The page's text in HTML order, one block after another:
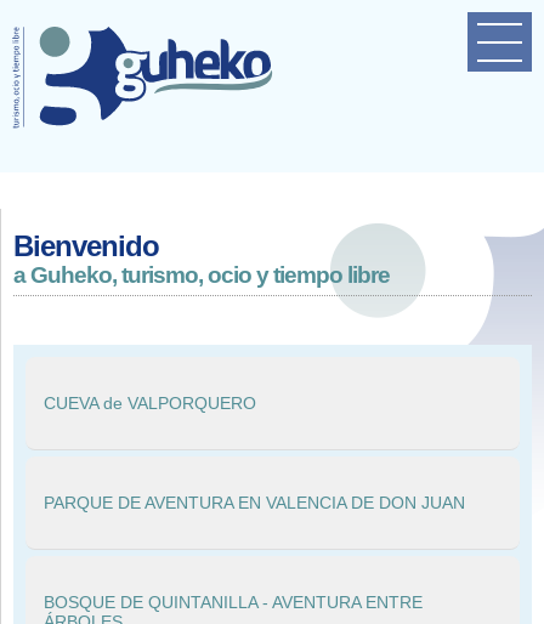
Home
Empresa
Bienvenido
a Guheko, turismo, ocio y tiempo libre
CUEVA de VALPORQUERO
PARQUE DE AVENTURA EN VALENCIA DE DON JUAN
BOSQUE DE QUINTANILLA - AVENTURA ENTRE